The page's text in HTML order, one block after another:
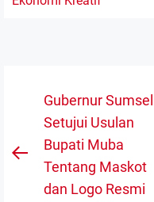
Navigasi
pos
Previous
Gubernur Sumsel
Setujui Usulan
Bupati Muba
Tentang Maskot
dan Logo Resmi